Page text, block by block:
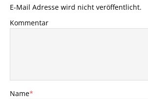
E-Mail Adresse wird nicht veröffentlicht.
Kommentar
Name*